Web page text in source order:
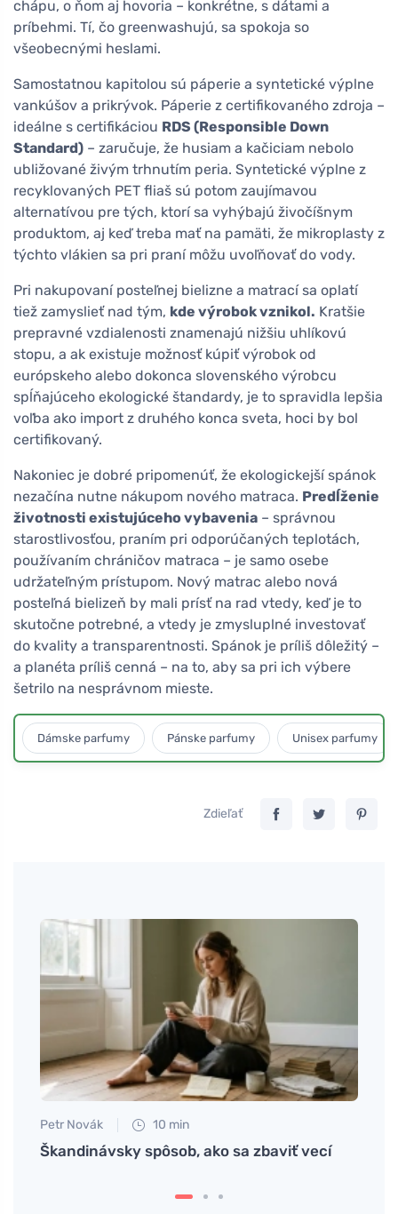
chápu, o ňom aj hovoria – konkrétne, s dátami a
príbehmi. Tí, čo greenwashujú, sa spokoja so
všeobecnými heslami.
Samostatnou kapitolou sú páperie a syntetické výplne
vankúšov a prikrývok. Páperie z certifikovaného zdroja –
ideálne s certifikáciou RDS (Responsible Down
Standard) – zaručuje, že husiam a kačiciam nebolo
ubližované živým trhnutím peria. Syntetické výplne z
recyklovaných PET fliaš sú potom zaujímavou
alternatívou pre tých, ktorí sa vyhýbajú živočíšnym
produktom, aj keď treba mať na pamäti, že mikroplasty z
týchto vlákien sa pri praní môžu uvoľňovať do vody.
Pri nakupovaní posteľnej bielizne a matrací sa oplatí
tiež zamyslieť nad tým, kde výrobok vznikol. Kratšie
prepravné vzdialenosti znamenajú nižšiu uhlíkovú
stopu, a ak existuje možnosť kúpiť výrobok od
európskeho alebo dokonca slovenského výrobcu
spĺňajúceho ekologické štandardy, je to spravidla lepšia
voľba ako import z druhého konca sveta, hoci by bol
certifikovaný.
Nakoniec je dobré pripomenúť, že ekologickejší spánok
nezačína nutne nákupom nového matraca. Predĺženie
životnosti existujúceho vybavenia – správnou
starostlivosťou, praním pri odporúčaných teplotách,
používaním chráničov matraca – je samo osebe
udržateľným prístupom. Nový matrac alebo nová
posteľná bielizeň by mali prísť na rad vtedy, keď je to
skutočne potrebné, a vtedy je zmysluplné investovať
do kvality a transparentnosti. Spánok je príliš dôležitý –
a planéta príliš cenná – na to, aby sa pri ich výbere
šetrilo na nesprávnom mieste.
Dámske parfumy Pánske parfumy Unisex parfumy
Zdieľať
Petr Novák 10 min
Škandinávsky spôsob, ako sa zbaviť vecí